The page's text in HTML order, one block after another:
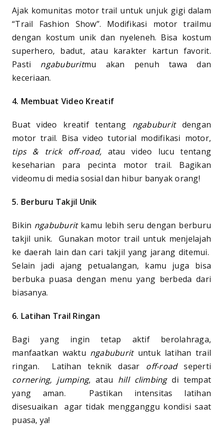
Ajak komunitas motor trail untuk unjuk gigi dalam
“Trail Fashion Show”. Modifikasi motor trailmu
dengan kostum unik dan nyeleneh. Bisa kostum
superhero, badut, atau karakter kartun favorit.
Pasti ngabuburitmu akan penuh tawa dan
keceriaan.
4. Membuat Video Kreatif
Buat video kreatif tentang ngabuburitdengan
motor trail. Bisa video tutorial modifikasi motor,
tips & trick off-road, atau video lucu tentang
keseharian para pecinta motor trail. Bagikan
videomu di media sosial dan hibur banyak orang!
5. Berburu Takjil Unik
Bikin ngabuburitkamu lebih seru dengan berburu
takjil unik. Gunakan motor trail untuk menjelajah
ke daerah lain dan cari takjil yang jarang ditemui.
Selain jadi ajang petualangan, kamu juga bisa
berbuka puasa dengan menu yang berbeda dari
biasanya.
6. Latihan Trail Ringan
Bagi yang ingin tetap aktif berolahraga,
manfaatkan waktu ngabuburituntuk latihan trail
ringan. Latihan teknik dasar off-roadseperti
cornering, jumping, atau hill climbingdi tempat
yang aman. Pastikan intensitas latihan
disesuaikan agar tidak mengganggu kondisi saat
puasa, ya!